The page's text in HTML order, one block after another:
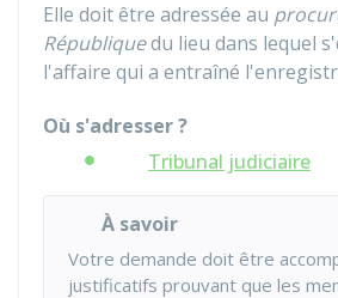
Elle doit être adressée au
Républiquedu lieu dans lequel
l'affaire qui a entraîné
Où s'adresser ?
Tribunal judiciaire
À savoir
Votre demande doit être
justificatifs prouvant que les